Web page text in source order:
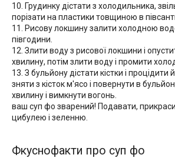
10. Грудинку дістати з холодильника,
порізати на пластики товщиною в
11. Рисову локшину залити холодною
півгодини.
12. Злити воду з рисової локшини і
хвилину, потім злити воду і промити
13. З бульйону дістати кістки і
зняти з кісток м'ясо і повернути в
хвилину і вимкнути вогонь.
ваш суп фо зварений! Подавати,
цибулею і зеленню.
Фкуснофакти про суп фо